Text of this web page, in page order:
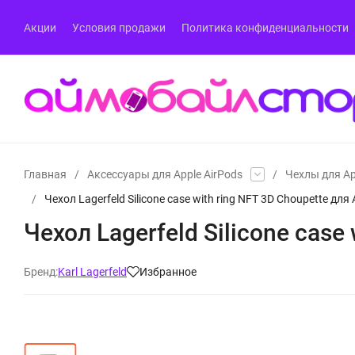
Акции Условия продажи Политика конфиденциальности
Главная / Аксессуары для Apple AirPods /
Чехлы для
/
Чехол Lagerfeld Silicone case with ring NFT 3D Choupette
Чехол Lagerfeld Silicone
Бренд:Karl Lagerfeld Избранное